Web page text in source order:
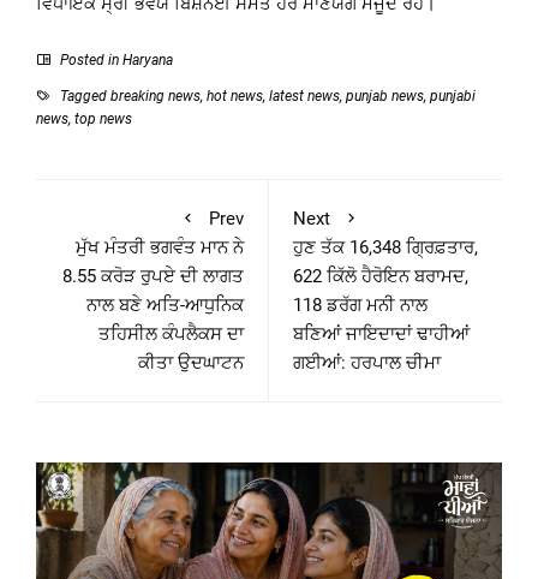
Posted in Haryana
Tagged breaking news, hot news, latest news, punjab news, punjabi
news, top news
Prev
ਮੁੱਖ ਮੰਤਰੀ ਭਗਵੰਤ ਮਾਨ ਨੇ
8.55 ਕਰੋੜ ਰੁਪਏ ਦੀ ਲਾਗਤ
ਨਾਲ ਬਣੇ ਅਤਿ-ਆਧੁਨਿਕ
ਤਹਿਸੀਲ ਕੰਪਲੈਕਸ ਦਾ
ਕੀਤਾ ਉਦਘਾਟਨ
Next
ਹੁਣ ਤੱਕ 16,348 ਗ੍ਰਿਫ਼ਤਾਰ,
622 ਕਿੱਲੋ ਹੈਰੋਇਨ ਬਰਾਮਦ,
118 ਡਰੱਗ ਮਨੀ ਨਾਲ
ਬਣਿਆਂ ਜਾਇਦਾਦਾਂ ਢਾਹੀਆਂ
ਗਈਆਂ: ਹਰਪਾਲ ਚੀਮਾ